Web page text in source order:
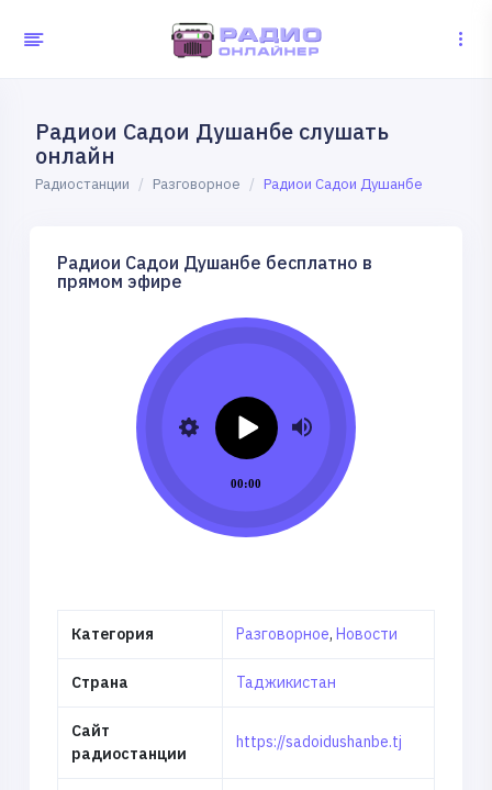
Радиои Садои Душанбе слушать
онлайн
Радиостанции Разговорное Радиои Садои Душанбе
Радиои Садои Душанбе бесплатно в
прямом эфире
00:00
Категория Разговорное, Новости
Страна Таджикистан
Сайт
радиостанции
https://sadoidushanbe.tj